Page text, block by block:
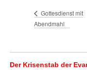
Gottesdienst mit
Abendmahl
Der Krisenstab der